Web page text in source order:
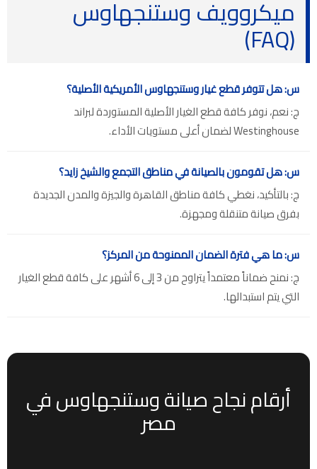
ميكروويف وستنجهاوس
(FAQ)
س: هل تتوفر قطع غيار وستنجهاوس الأمريكية الأصلية؟
ج: نعم، نوفر كافة قطع الغيار الأصلية المستوردة لبراند
Westinghouse لضمان أعلى مستويات الأداء.
س: هل تقومون بالصيانة في مناطق التجمع والشيخ زايد؟
ج: بالتأكيد، نغطي كافة مناطق القاهرة والجيزة والمدن الجديدة
بفرق صيانة متنقلة ومجهزة.
س: ما هي فترة الضمان الممنوحة من المركز؟
ج: نمنح ضماناً معتمداً يتراوح من 3 إلى 6 أشهر على كافة قطع الغيار
التي يتم استبدالها.
أرقام نجاح صيانة وستنجهاوس في
مصر